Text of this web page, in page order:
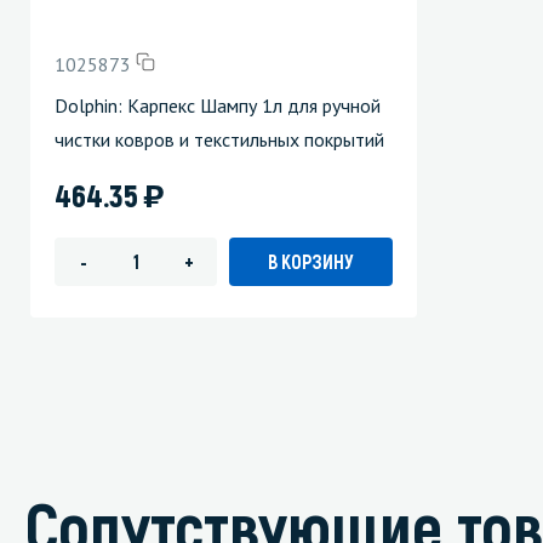
1025873
Dolphin: Карпекс Шампу 1л для ручной
чистки ковров и текстильных покрытий
464.35)
- + В КОРЗИНУ
Сопутствующие